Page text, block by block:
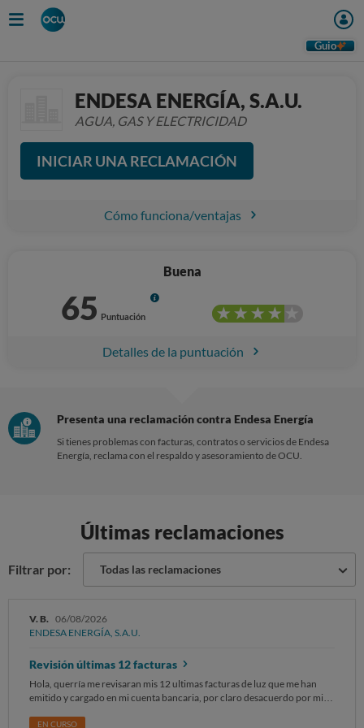
Guio
ENDESA ENERGÍA, S.A.U.
AGUA, GAS Y ELECTRICIDAD
INICIAR UNA RECLAMACIÓN
Cómo funciona/ventajas
Buena
65 Puntuación
Info
Detalles de la puntuación
Presenta una reclamación contra Endesa Energía
Si tienes problemas con facturas, contratos o servicios de Endesa
Energía, reclama con el respaldo y asesoramiento de OCU.
Últimas reclamaciones
Filtrar por: Todas las reclamaciones
V. B. 06/08/2026
ENDESA ENERGÍA, S.A.U.
Revisión últimas 12 facturas
Hola, querría me revisaran mis 12 ultimas facturas de luz que me han
emitido y cargado en mi cuenta bancaria, por claro desacuerdo por mi
energía consumida, impuestos,descuento bono social etc… Además de
EN CURSO